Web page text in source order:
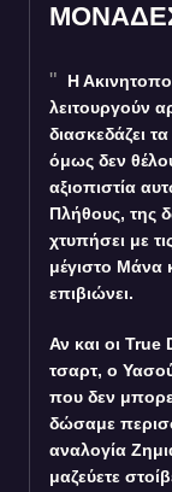
Η
λειτουργούν
διασκεδάζει
όμως δεν
αξιοπιστία
Πλήθους, της
χτυπήσει με
μέγιστο Μάνα
επιβιώνει.
Αν και οι True
τσαρτ, ο
που δεν
δώσαμε
αναλογία
μαζεύετε